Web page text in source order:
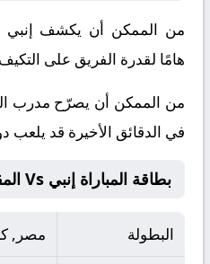
من الممكن أن يكشف إنبي
هامًا لقدرة الفريق على
من الممكن أن يصرّح مدرب
في الدقائق الأخيرة قد يلعب
بطاقة المباراة إنبي Vs المقاولون العرب
البطولة مصر,